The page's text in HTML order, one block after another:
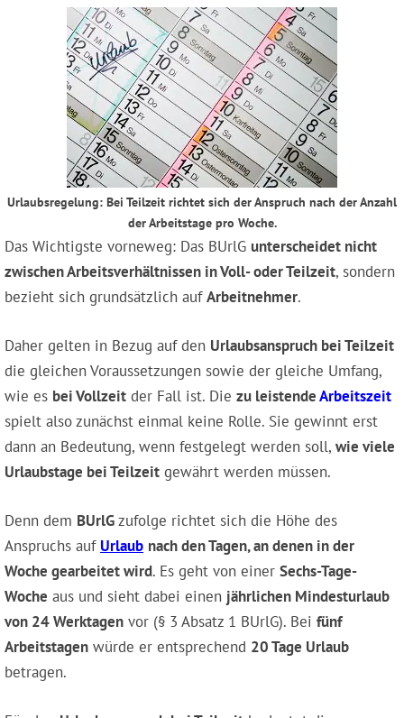
Urlaubsregelung: Bei Teilzeit richtet sich der Anspruch nach der Anzahl
der Arbeitstage pro Woche.
Das Wichtigste vorneweg: Das BUrlG unterscheidet nicht
zwischen Arbeitsverhältnissen in Voll- oder Teilzeit, sondern
bezieht sich grundsätzlich aufArbeitnehmer.
Daher gelten in Bezug auf den Urlaubsanspruch bei Teilzeit
die gleichen Voraussetzungen sowie der gleiche Umfang,
wie es bei Vollzeit der Fall ist. Die zu leistendeArbeitszeit
spielt also zunächst einmal keine Rolle. Sie gewinnt erst
dann an Bedeutung, wenn festgelegt werden soll, wie viele
Urlaubstage bei Teilzeit gewährt werden müssen.
Denn dem BUrlGzufolge richtet sich die Höhe des
Anspruchs auf Urlaub nach den Tagen, an denen in der
Woche gearbeitet wird. Es geht von einer Sechs-Tage-
Woche aus und sieht dabei einen jährlichen Mindesturlaub
von 24 Werktagen vor (§ 3 Absatz 1 BUrlG). Bei fünf
Arbeitstagen würde er entsprechend 20 Tage Urlaub
betragen.